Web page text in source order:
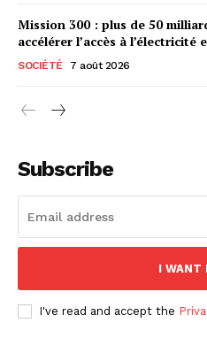
Mission 300 : plus de 50
accélérer l’accès à l’électricité
SOCIÉTÉ 7 août 2026
Subscribe
I WANT
I've read and accept the